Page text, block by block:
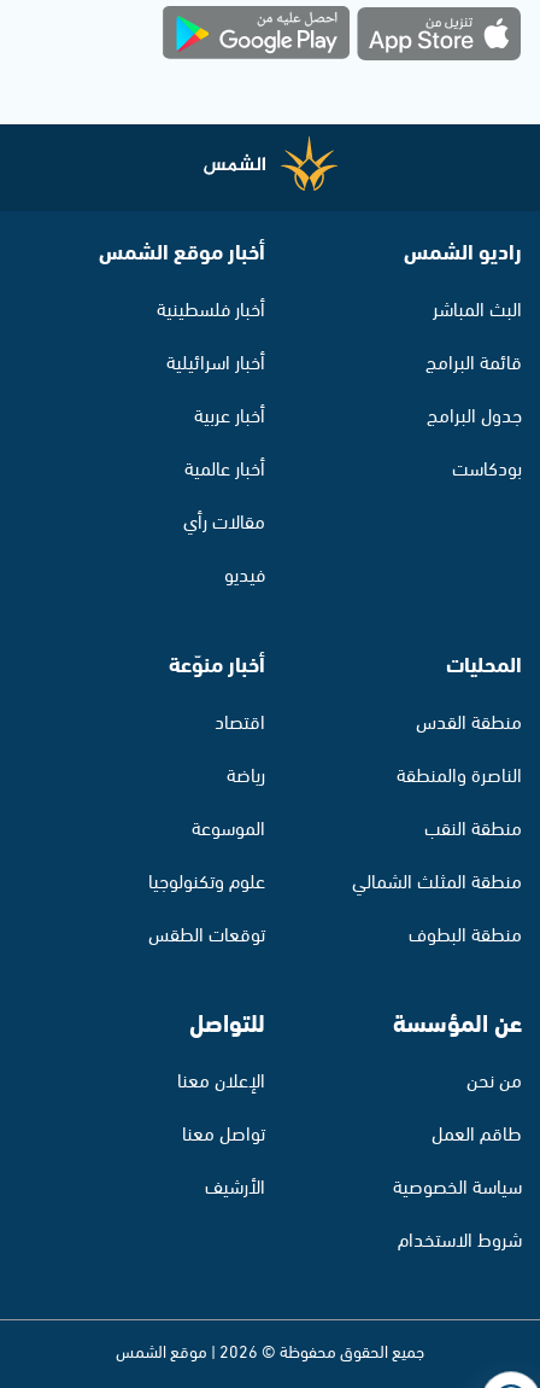
راديو الشمس
البث المباشر
قائمة البرامج
جدول البرامج
بودكاست
أخبار موقع الشمس
أخبار فلسطينية
أخبار اسرائيلية
أخبار عربية
أخبار عالمية
مقالات رأي
فيديو
المحليات
منطقة القدس
الناصرة والمنطقة
منطقة النقب
منطقة المثلث الشمالي
منطقة البطوف
أخبار منوّعة
اقتصاد
رياضة
الموسوعة
علوم وتكنولوجيا
توقعات الطقس
عن المؤسسة
من نحن
طاقم العمل
سياسة الخصوصية
شروط الاستخدام
للتواصل
الإعلان معنا
تواصل معنا
الأرشيف
جميع الحقوق محفوظة © 2026 | موقع الشمس